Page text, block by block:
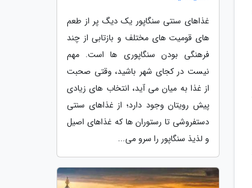
غذاهای سنتی سنگاپور یک دیگ پر از طعم
های قومیت های مختلف و بازتابی از چند
فرهنگی بودن سنگاپوری ها است. مهم
نیست در کجای شهر باشید، وقتی صحبت
از غذا به میان می آید، انتخاب های زیادی
پیش رویتان وجود دارد؛ از غذاهای سنتی
دستفروشی تا رستوران ها که غذاهای اصیل
و لذیذ سنگاپور را سرو می...